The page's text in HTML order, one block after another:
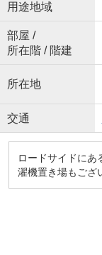
用途地域
部屋 /
所在階 / 階建
所在地
交通
ロードサイドにあ
濯機置き場もござ